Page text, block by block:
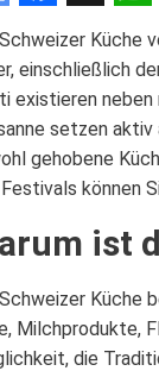
X Küche
einschließlich
existieren neben
setzen
gehobene
können
ist
Küche
Milchprodukte,
die